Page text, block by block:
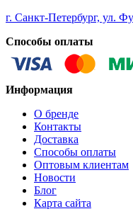
ALSAGER
ALVEZ
AMADORA
AMAKUSA
AMBATOBE
AMBONDRONA
AMBORIALA
AMEZAGA
AMOATSY
AMPITABE
AMSFIELD 1
ANDASIBE
ANJABE
г. Санкт-Петербург, ул.
Способы оплаты
Информация
О бренде
Контакты
Доставка
Способы оплаты
Оптовым клиентам
Новости
Блог
Карта сайта